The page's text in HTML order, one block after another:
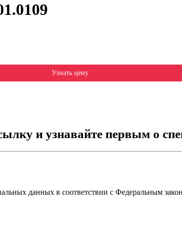
Узнать цену
и узнавайте первым о
данных в соответствии с Федеральным